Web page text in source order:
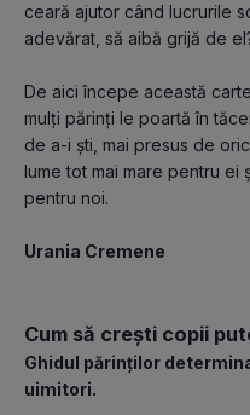
ceară ajutor când lucrurile
adevărat, să aibă grijă de
De aici începe această
mulți părinți le poartă în
de a-i ști, mai presus de
lume tot mai mare pentru ei
pentru noi.
Urania Cremene
Cum să crești copii
Ghidul părinților
uimitori.